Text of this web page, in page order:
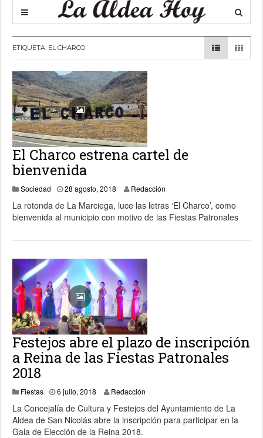
ETIQUETA: EL CHARCO
El Charco estrena cartel de
bienvenida
Sociedad 28 agosto, 2018 28 agosto, 2018
Redacción
La rotonda de La Marciega, luce las letras ‘El Charco’, como
bienvenida al municipio con motivo de las Fiestas Patronales
Festejos abre el plazo de inscripción
a Reina de las Fiestas Patronales
2018
Fiestas 6 julio, 2018 Redacción
La Concejalía de Cultura y Festejos del Ayuntamiento de La
Aldea de San Nicolás abre la inscripción para participar en la
Gala de Elección de la Reina 2018.